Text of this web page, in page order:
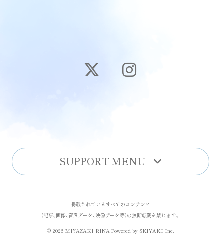
SUPPORT MENU
掲載されているすべてのコンテンツ
(記事、画像、音声データ、映像データ等)の無断転載を禁じます。
© 2026 MIYAZAKI RINA Powered by SKIYAKI Inc.